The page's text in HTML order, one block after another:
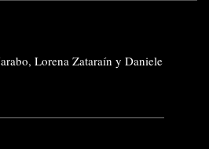
Lorena Zataraín y Daniele